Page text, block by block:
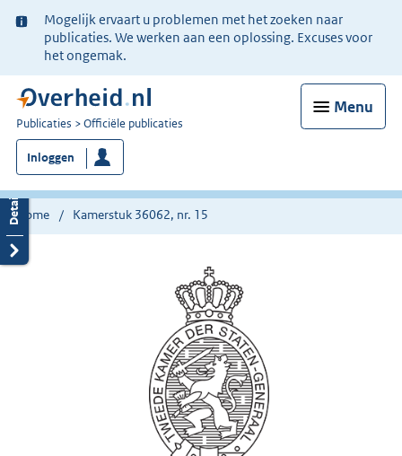
Ter
informatie:
Mogelijk ervaart u problemen met het zoeken naar
publicaties. We werken aan een oplossing. Excuses voor
het ongemak.
Menu
U
bent
nu
hier:
Publicaties Officiële publicaties
Inloggen
Home Kamerstuk 36062, nr. 15